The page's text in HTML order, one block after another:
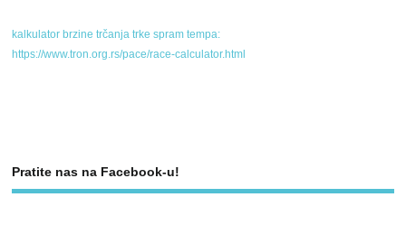
kalkulator brzine trčanja trke spram tempa:
https://www.tron.org.rs/pace/race-calculator.html
Pratite nas na Facebook-u!